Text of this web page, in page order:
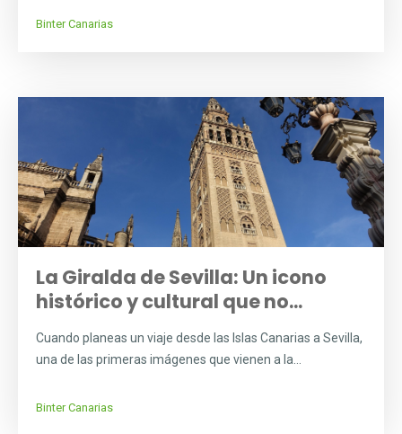
Binter Canarias
La Giralda de Sevilla: Un icono
histórico y cultural que no...
Cuando planeas un viaje desde las Islas Canarias a Sevilla,
una de las primeras imágenes que vienen a la...
Binter Canarias